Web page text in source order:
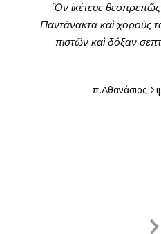
Ὃν ἱκέτευε
Παντάνακτα καὶ χοροὺς
πιστῶν καὶ δόξαν
π.Αθανάσιος